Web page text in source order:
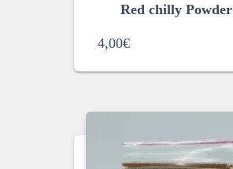
Red chilly Powder
4,00€